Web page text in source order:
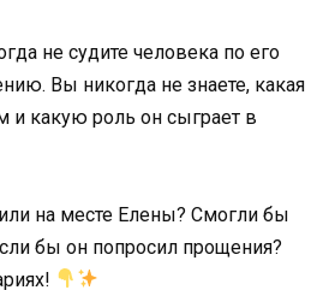
не судите человека по его
Вы никогда не знаете, какая
и какую роль он сыграет в
на месте Елены? Смогли бы
бы он попросил прощения?